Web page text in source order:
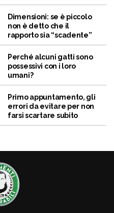
Dimensioni: se è piccolo
non è detto che il
rapporto sia “scadente”
Perché alcuni gatti sono
possessivi con i loro
umani?
Primo appuntamento, gli
errori da evitare per non
farsi scartare subito